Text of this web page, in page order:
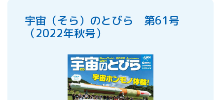
「実験2 水がこぼれないわけ」解説 補足説明
宇宙（そら）のとびら 第61号
（2022年秋号）